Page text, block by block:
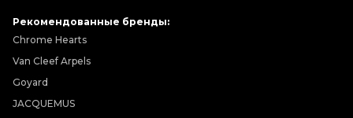
Рекомендованные бренды:
Chrome Hearts
Van Cleef Arpels
Goyard
JACQUEMUS